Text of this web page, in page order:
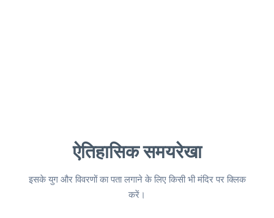
ऐतिहासिक समयरेखा
इसके युग और विवरणों का पता लगाने के लिए किसी भी मंदिर पर क्लिक
करें।